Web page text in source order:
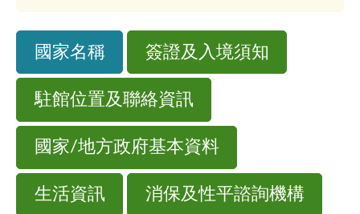
國家名稱 簽證及入境須知
駐館位置及聯絡資訊
國家/地方政府基本資料
生活資訊 消保及性平諮詢機構